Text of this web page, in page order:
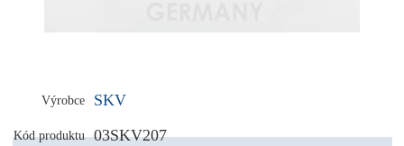
Výrobce SKV
Kód produktu 03SKV207